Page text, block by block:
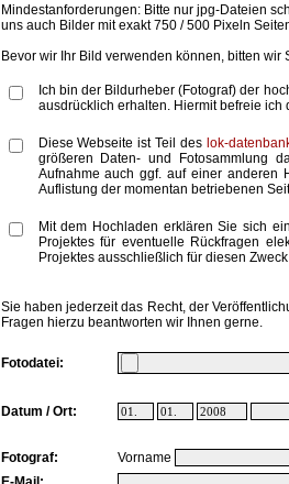
Mindestanforderungen: Bitte nur jpg-Dateien
uns auch Bilder mit exakt 750 / 500 Pixeln
Bevor wir Ihr Bild verwenden können, bitten
Ich bin der Bildurheber (Fotograf) der
ausdrücklich erhalten. Hiermit befreie ich
Diese Webseite ist Teil des lok-
größeren Daten- und Fotosammlung
Aufnahme auch ggf. auf einer anderen
Auflistung der momentan betriebenen
Mit dem Hochladen erklären Sie sich
Projektes für eventuelle Rückfragen
Projektes ausschließlich für diesen
Sie haben jederzeit das Recht, der
Fragen hierzu beantworten wir Ihnen gerne.
Fotodatei:
Datum / Ort:
Fotograf: Vorname